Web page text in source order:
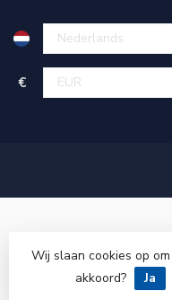
€
©
Wij slaan cookies op
akkoord?
Ja